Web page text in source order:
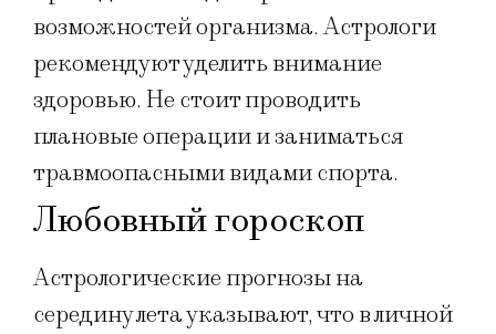
возможностей организма. Астрологи
рекомендуют уделить внимание
здоровью. Не стоит проводить
плановые операции и заниматься
травмоопасными видами спорта.
Любовный гороскоп
Астрологические прогнозы на
середину лета указывают, что в личной